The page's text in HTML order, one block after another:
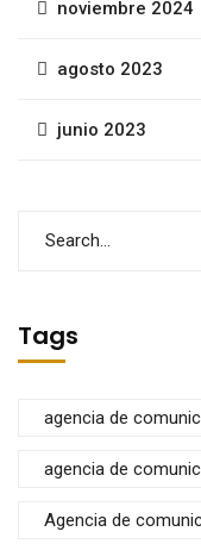
noviembre 2024
agosto 2023
junio 2023
Tags
agencia de
agencia de
Agencia de